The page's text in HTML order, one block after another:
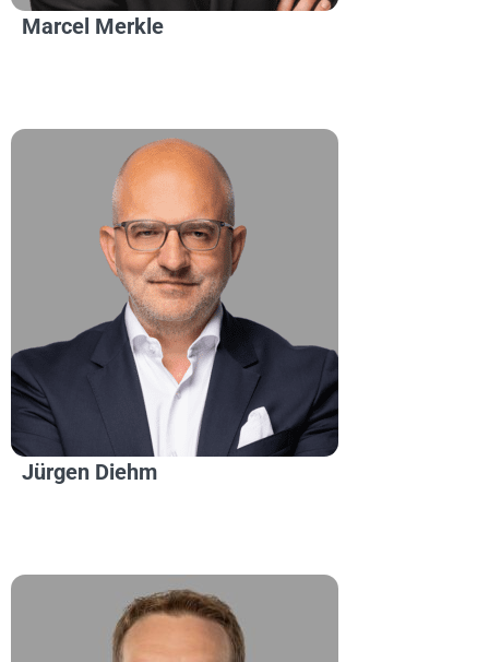
Marcel Merkle
Jürgen Diehm